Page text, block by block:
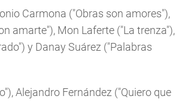
Carmona ("Obras son amores"),
amarte"), Mon Laferte ("La trenza"),
y Danay Suárez ("Palabras
Alejandro Fernández ("Quiero que